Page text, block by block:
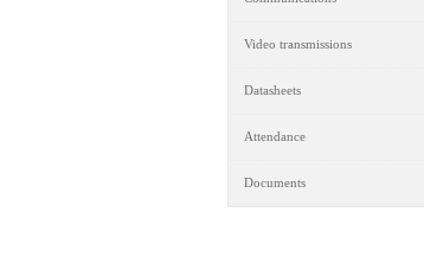
Video transmissions
Datasheets
Attendance
Documents